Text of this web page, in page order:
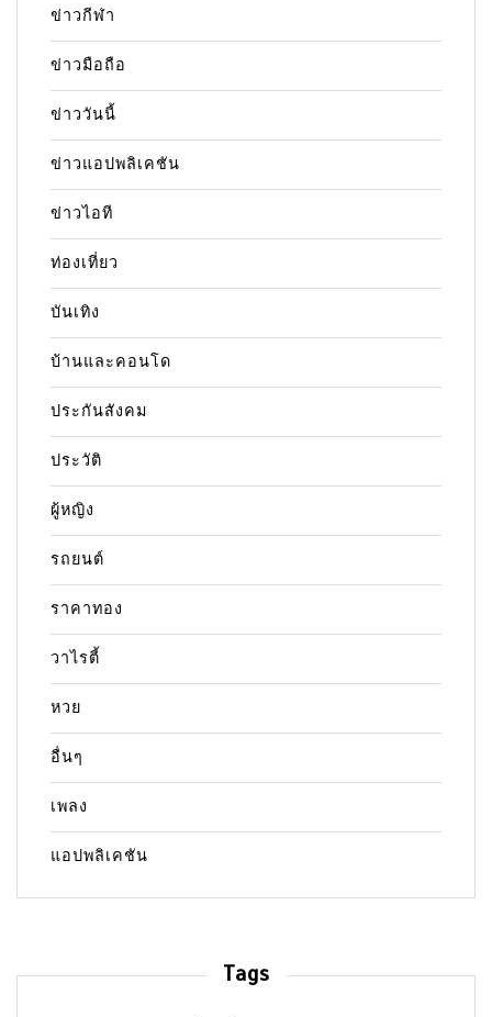
ข่าวกีฬา
ข่าวมือถือ
ข่าววันนี้
ข่าวแอปพลิเคชัน
ข่าวไอที
ท่องเที่ยว
บันเทิง
บ้านและคอนโด
ประกันสังคม
ประวัติ
ผู้หญิง
รถยนต์
ราคาทอง
วาไรตี้
หวย
อื่นๆ
เพลง
แอปพลิเคชัน
Tags